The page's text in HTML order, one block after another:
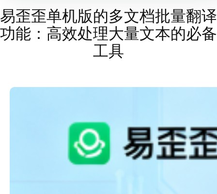
易歪歪单机版的多文档批量翻译
功能：高效处理大量文本的必备
工具